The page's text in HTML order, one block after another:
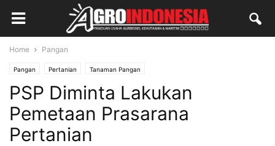
Home Pangan
Pangan Pertanian Tanaman Pangan
PSP Diminta Lakukan
Pemetaan Prasarana
Pertanian